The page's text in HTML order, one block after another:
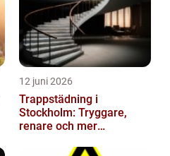
12 juni 2026
Trappstädning i
Stockholm: Tryggare,
renare och mer